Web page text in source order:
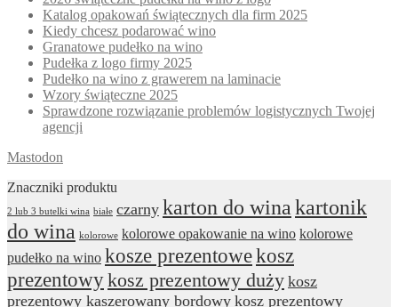
Katalog opakowań świątecznych dla firm 2025
Kiedy chcesz podarować wino
Granatowe pudełko na wino
Pudełka z logo firmy 2025
Pudełko na wino z grawerem na laminacie
Wzory świąteczne 2025
Sprawdzone rozwiązanie problemów logistycznych Twojej
agencji
Mastodon
Znaczniki produktu
2 lub 3 butelki wina białe czarny karton do wina kartonik
do wina kolorowe kolorowe opakowanie na wino kolorowe
pudełko na wino kosze prezentowekosz
prezentowykosz prezentowy duży kosz
prezentowy kaszerowany bordowy kosz prezentowy